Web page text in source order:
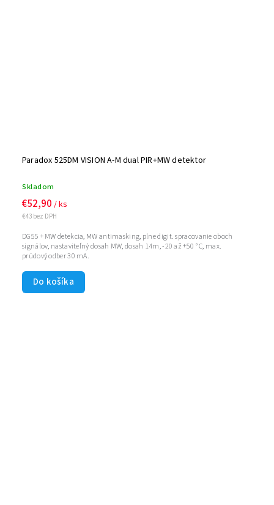
Paradox 525DM VISION A-M dual PIR+MW detektor
Skladom
€43 bez DPH
€52,90 / ks
Do košíka
DG55 + MW detekcia, MW antimasking, plne digit. spracovanie oboch
signálov, nastaviteľný dosah MW, dosah 14m, -20 až +50 ° C, max.
prúdový odber 30 mA.